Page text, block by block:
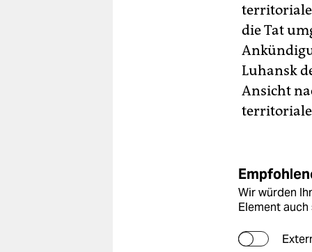
territoriale
die Tat
Luhansk
Ansicht
Wir würden
Element auch